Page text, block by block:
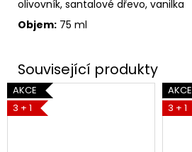
olivovník, santalové dřevo, vanilka
Objem: 75 ml
AKCE
3 + 1
AKCE
3 + 1